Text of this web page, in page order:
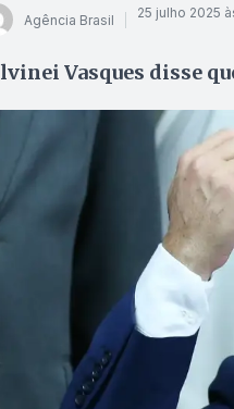
Agência Brasil 25 julho 2025
Vasques disse